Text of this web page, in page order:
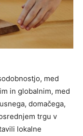
med
in globalnim, med
domačega,
trgu v
lokalne